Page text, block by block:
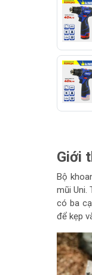
Giới
Bộ
mũi Uni.
có ba
để kẹp